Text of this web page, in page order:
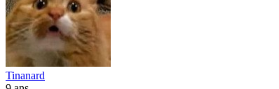
Tinanard